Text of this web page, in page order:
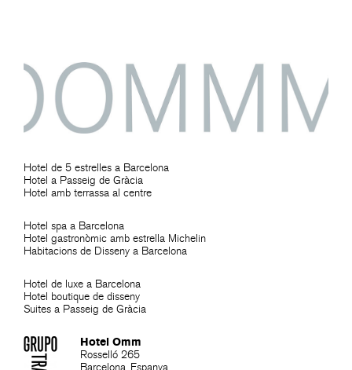
Hotel de 5 estrelles a Barcelona
Hotel a Passeig de Gràcia
Hotel amb terrassa al centre
Hotel spa a Barcelona
Hotel gastronòmic amb estrella Michelin
Habitacions de Disseny a Barcelona
Hotel de luxe a Barcelona
Hotel boutique de disseny
Suites a Passeig de Gràcia
Hotel Omm
Rosselló 265
Barcelona. Espanya